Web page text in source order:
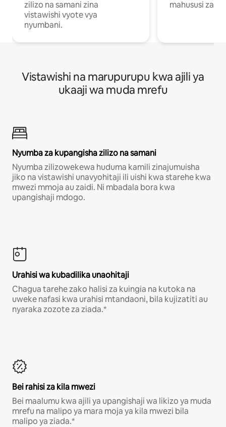
zilizo na samani zina
vistawishi vyote vya
nyumbani.
mahususi za
Vistawishi na marupurupu kwa ajili ya
ukaaji wa muda mrefu
Nyumba za kupangisha zilizo na samani
Nyumba zilizowekewa huduma kamili zinajumuisha
jiko na vistawishi unavyohitaji ili uishi kwa starehe kwa
mwezi mmoja au zaidi. Ni mbadala bora kwa
upangishaji mdogo.
Urahisi wa kubadilika unaohitaji
Chagua tarehe zako halisi za kuingia na kutoka na
uweke nafasi kwa urahisi mtandaoni, bila kujizatiti au
nyaraka zozote za ziada.*
Bei rahisi za kila mwezi
Bei maalumu kwa ajili ya upangishaji wa likizo ya muda
mrefu na malipo ya mara moja ya kila mwezi bila
malipo ya ziada.*